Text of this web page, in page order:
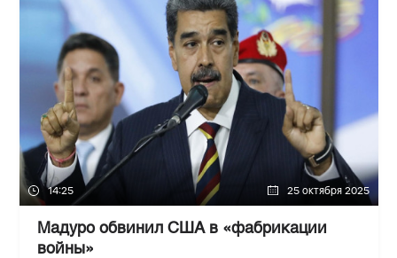
14:25 25 октября 2025
Мадуро обвинил США в «фабрикации
войны»